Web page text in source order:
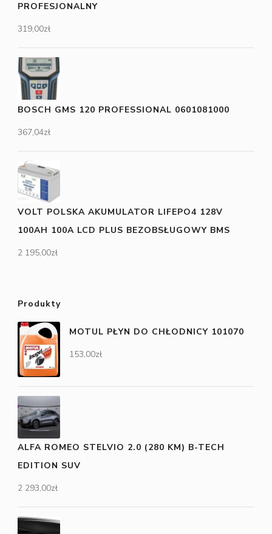
PROFESJONALNY
319,00zł
BOSCH GMS 120 PROFESSIONAL 0601081000
367,04zł
VOLT POLSKA AKUMULATOR LIFEPO4 128V
100AH 100A LCD PLUS BEZOBSŁUGOWY BMS
2 195,00zł
Produkty
MOTUL PŁYN DO CHŁODNICY 101070
153,00zł
ALFA ROMEO STELVIO 2.0 (280 KM) B-TECH
EDITION SUV
2 293,00zł